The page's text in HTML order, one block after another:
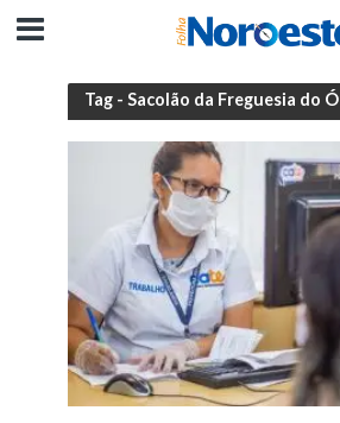
Tag - Sacolão da Freguesia do Ó